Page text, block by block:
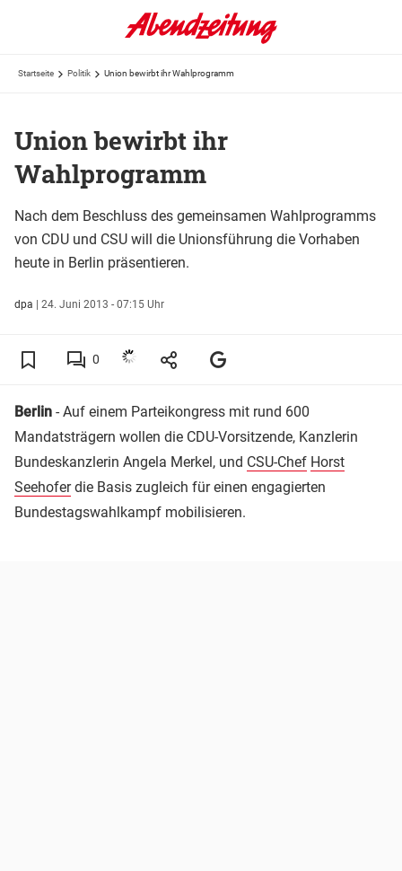
Startseite Politik Union bewirbt ihr Wahlprogramm
Union bewirbt ihr
Wahlprogramm
Nach dem Beschluss des gemeinsamen Wahlprogramms
von CDU und CSU will die Unionsführung die Vorhaben
heute in Berlin präsentieren.
dpa | 24. Juni 2013 - 07:15 Uhr
0
Berlin - Auf einem Parteikongress mit rund 600
Mandatsträgern wollen die CDU-Vorsitzende, Kanzlerin
Bundeskanzlerin Angela Merkel, und CSU-Chef Horst
Seehoferdie Basis zugleich für einen engagierten
Bundestagswahlkampf mobilisieren.